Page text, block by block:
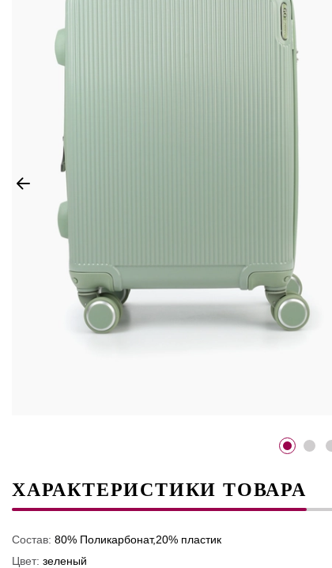
ХАРАКТЕРИСТИКИ ТОВАРА
Состав: 80% Поликарбонат,20% пластик
Цвет: зеленый